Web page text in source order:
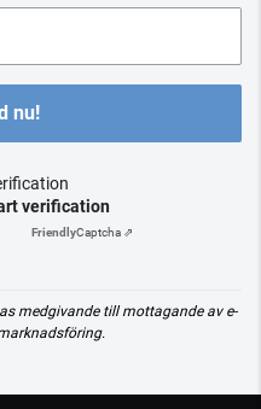
nu!
verification
FriendlyCaptcha ⇗
medgivande till mottagande av e-